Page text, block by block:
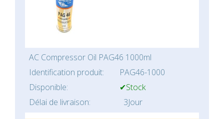
AC Compressor Oil PAG46 1000ml
Identification produit:
PAG46-1000
Disponible:
✔Stock
Délai de livraison:
3Jour